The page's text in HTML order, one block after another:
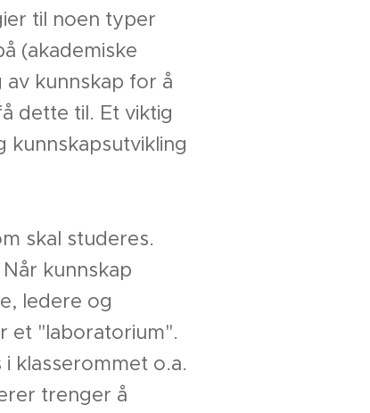
til noen typer
(akademiske
kunnskap for å
dette til. Et viktig
skal studeres.
kunnskap
ledere og
et "laboratorium".
klasserommet o.a.
trenger å